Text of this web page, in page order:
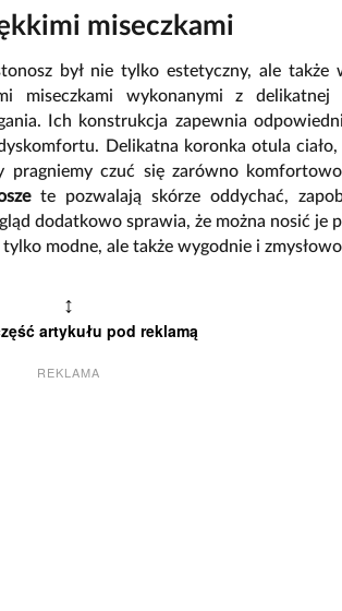
miseczkami
był nie tylko estetyczny, ale także
miseczkami wykonanymi z delikatnej
Ich konstrukcja zapewnia
Delikatna koronka otula
czuć się zarówno
te pozwalają skórze oddychać,
dodatkowo sprawia, że można nosić je
modne, ale także wygodnie i
↕
artykułu pod reklamą
REKLAMA